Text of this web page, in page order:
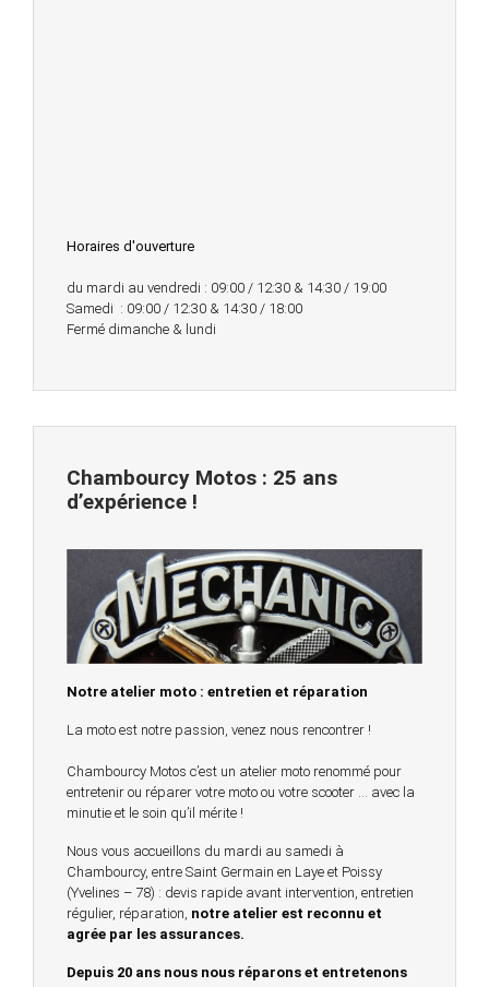
Horaires d'ouverture
du mardi au vendredi : 09:00 / 12:30 & 14:30 / 19:00
Samedi : 09:00 / 12:30 & 14:30 / 18:00
Fermé dimanche & lundi
Chambourcy Motos : 25 ans
d’expérience !
Notre atelier moto : entretien et réparation
La moto est notre passion, venez nous rencontrer !
Chambourcy Motos c’est un atelier moto renommé pour
entretenir ou réparer votre moto ou votre scooter … avec la
minutie et le soin qu’il mérite !
Nous vous accueillons du mardi au samedi à
Chambourcy, entre Saint Germain en Laye et Poissy
(Yvelines – 78) : devis rapide avant intervention, entretien
régulier, réparation, notre atelier est reconnu et
agrée par les assurances.
Depuis 20 ans nous nous réparons et entretenons